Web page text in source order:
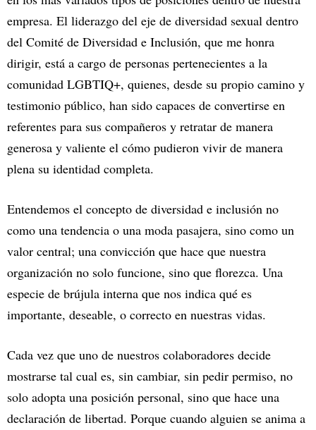
empresa. El liderazgo del eje de diversidad sexual dentro
del Comité de Diversidad e Inclusión, que me honra
dirigir, está a cargo de personas pertenecientes a la
comunidad LGBTIQ+, quienes, desde su propio camino y
testimonio público, han sido capaces de convertirse en
referentes para sus compañeros y retratar de manera
generosa y valiente el cómo pudieron vivir de manera
plena su identidad completa.
Entendemos el concepto de diversidad e inclusión no
como una tendencia o una moda pasajera, sino como un
valor central; una convicción que hace que nuestra
organización no solo funcione, sino que florezca. Una
especie de brújula interna que nos indica qué es
importante, deseable, o correcto en nuestras vidas.
Cada vez que uno de nuestros colaboradores decide
mostrarse tal cual es, sin cambiar, sin pedir permiso, no
solo adopta una posición personal, sino que hace una
declaración de libertad. Porque cuando alguien se anima a